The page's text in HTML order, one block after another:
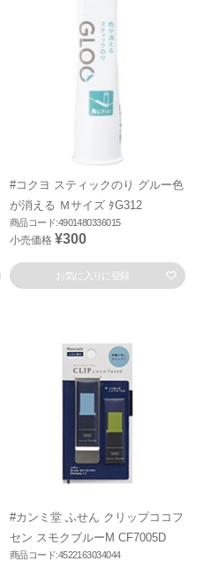
#コクヨ スティックのり グルー色
が消える Ｍサイズ ﾀG312
商品コード:4901480336015
小売価格 ¥300
お気に入りに登録
#カンミ堂 ふせん クリップココフ
セン スモクブルーM CF7005D
商品コード:4522163034044